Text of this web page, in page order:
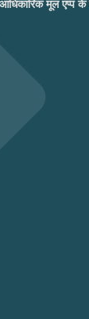
मूल एप्प के